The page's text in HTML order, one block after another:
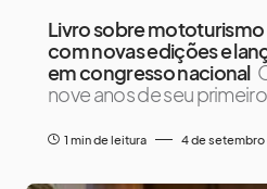
Livro sobre
com novas edições e
em congresso nacional
nove anos de seu
1 min de leitura 4 de